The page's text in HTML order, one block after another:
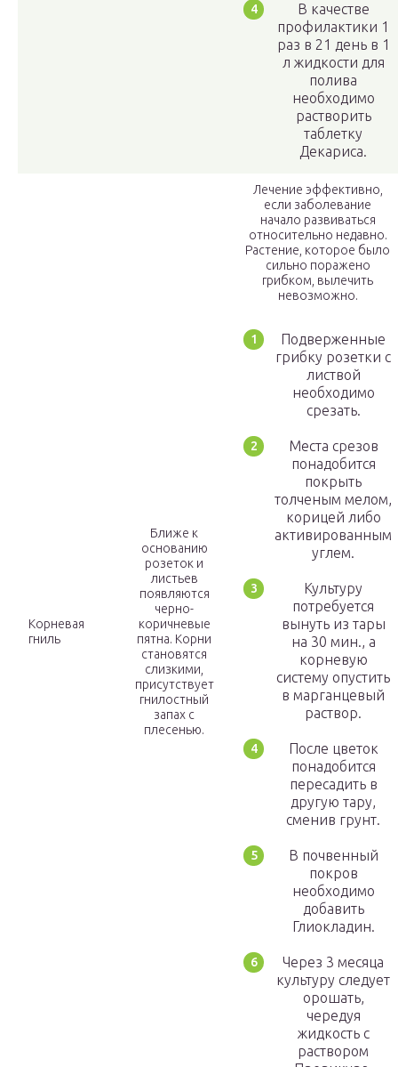
В качестве
профилактики 1
раз в 21 день в 1
л жидкости для
полива
необходимо
растворить
таблетку
Декариса.
Корневая
гниль
Ближе к
основанию
розеток и
листьев
появляются
черно-
коричневые
пятна. Корни
становятся
слизкими,
присутствует
гнилостный
запах с
плесенью.
Лечение эффективно,
если заболевание
начало развиваться
относительно недавно.
Растение, которое было
сильно поражено
грибком, вылечить
невозможно.
Подверженные
грибку розетки с
листвой
необходимо
срезать.
Места срезов
понадобится
покрыть
толченым мелом,
корицей либо
активированным
углем.
Культуру
потребуется
вынуть из тары
на 30 мин., а
корневую
систему опустить
в марганцевый
раствор.
После цветок
понадобится
пересадить в
другую тару,
сменив грунт.
В почвенный
покров
необходимо
добавить
Глиокладин.
Через 3 месяца
культуру следует
орошать,
чередуя
жидкость с
раствором